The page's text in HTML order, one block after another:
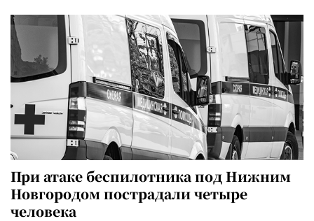
При атаке беспилотника под Нижним
Новгородом пострадали четыре
человека